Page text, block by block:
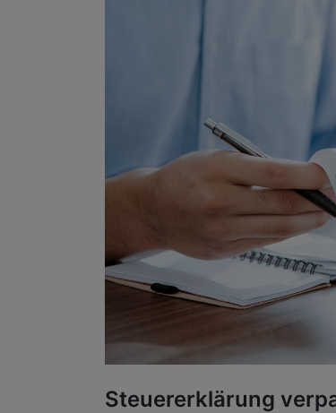
Steuererklärung